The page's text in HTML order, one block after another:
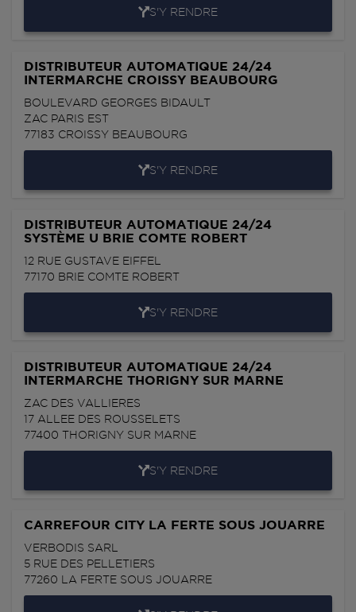
S'Y RENDRE
DISTRIBUTEUR AUTOMATIQUE 24/24
INTERMARCHE CROISSY BEAUBOURG
BOULEVARD GEORGES BIDAULT
ZAC PARIS EST
77183 CROISSY BEAUBOURG
S'Y RENDRE
DISTRIBUTEUR AUTOMATIQUE 24/24
SYSTÈME U BRIE COMTE ROBERT
12 RUE GUSTAVE EIFFEL
77170 BRIE COMTE ROBERT
S'Y RENDRE
DISTRIBUTEUR AUTOMATIQUE 24/24
INTERMARCHE THORIGNY SUR MARNE
ZAC DES VALLIERES
17 ALLEE DES ROUSSELETS
77400 THORIGNY SUR MARNE
S'Y RENDRE
CARREFOUR CITY LA FERTE SOUS JOUARRE
VERBODIS SARL
5 RUE DES PELLETIERS
77260 LA FERTE SOUS JOUARRE